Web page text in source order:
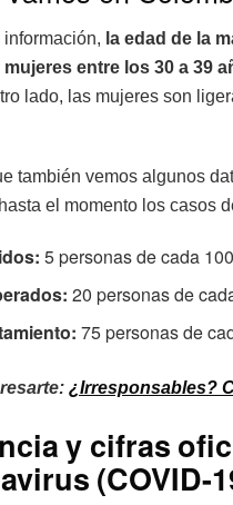
la edad de la
mujeres entre los 30 a 39
lado, las mujeres son
también vemos algunos
el momento los casos
5 personas de cada
20 personas de
75 personas de
¿Irresponsables?
y cifras
(COVID-